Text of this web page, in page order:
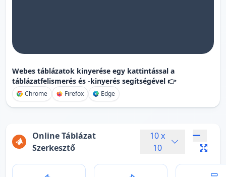
Webes táblázatok kinyerése egy kattintással a
táblázatfelismerés és -kinyerés segítségével 👉
Chrome Firefox Edge
Online Táblázat
Szerkesztő
10x
10